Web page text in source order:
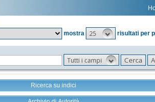
mostra
25 risultati per
Tutti i campi
Ricerca su indici